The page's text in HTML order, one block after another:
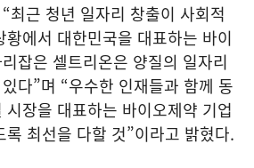
최근 청년 일자리 창출이 사회적
에서 대한민국을 대표하는 바이
잡은 셀트리온은 양질의 일자리
다”며 “우수한 인재들과 함께 동
장을 대표하는 바이오제약 기업
최선을 다할 것”이라고 밝혔다.